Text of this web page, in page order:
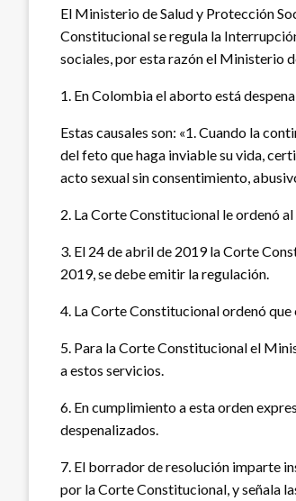
El Ministerio de Salud y Protección
Constitucional se regula la
sociales, por esta razón el Ministerio
1. En Colombia el aborto está
Estas causales son: «1. Cuando la
del feto que haga inviable su vida,
acto sexual sin consentimiento,
2. La Corte Constitucional le ordenó
3. El 24 de abril de 2019 la Corte
2019, se debe emitir la regulación.
4. La Corte Constitucional ordenó que
5. Para la Corte Constitucional el
a estos servicios.
6. En cumplimiento a esta orden
despenalizados.
7. El borrador de resolución imparte
por la Corte Constitucional, y señala